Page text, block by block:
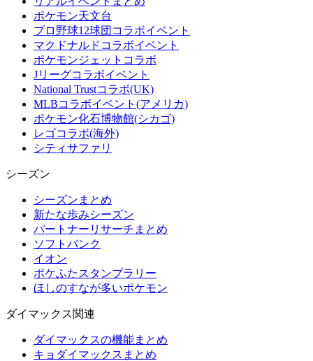
ポケモン天文台
プロ野球12球団コラボイベント
マクドナルドコラボイベント
ポケモンジェットコラボ
Jリーグコラボイベント
National Trustコラボ(UK)
MLBコラボイベント(アメリカ)
ポケモン化石博物館(シカゴ)
レゴコラボ(海外)
シティサファリ
シーズン
シーズンまとめ
新たな歩みシーズン
パートナーリサーチまとめ
ソフトバンク
イオン
ポケふたスタンプラリー
ほしのすなが多いポケモン
ダイマックス関連
ダイマックスの機能まとめ
キョダイマックスまとめ